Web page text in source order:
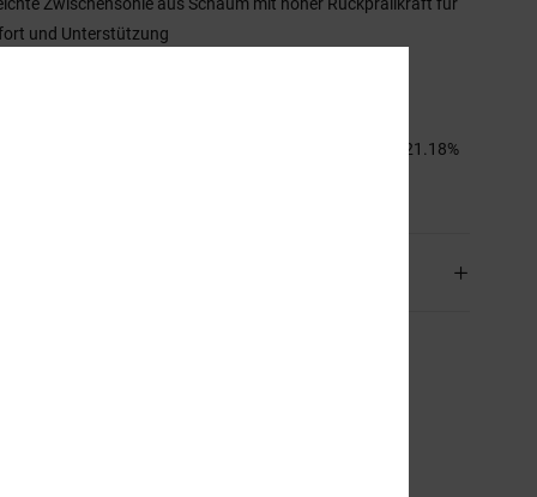
und Unterstützung
45.88% Leder, 32.94% Synthetikmaterial, 21.18%